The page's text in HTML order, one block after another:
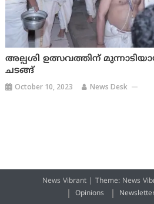
അല്പശി ഉത്സവത്തിന്
ചടങ്ങ്
October 10, 2023 News Desk
News Vibrant Theme: News
Opinions